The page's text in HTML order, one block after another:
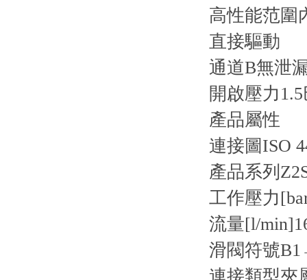
高性能范圍
直接驅動
通道B無泄
開啟壓力
產品屬性
連接圖ISO
產品系列
工作壓力
流量[l/min]
滑閥符號